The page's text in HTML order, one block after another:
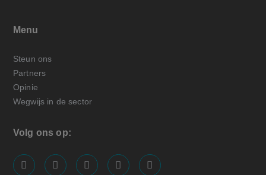
Menu
Steun ons
Partners
Opinie
Wegwijs in de sector
Volg ons op:
screenreader.visit us on our facebook page: https://
screenreader.visit us on our linkedin page:
screenreader.visit us on our
screenreader.visit us on our x
screenreader.visit us on